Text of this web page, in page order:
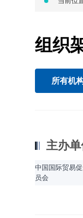
组织
所有机
主办
中国国际贸易
员会